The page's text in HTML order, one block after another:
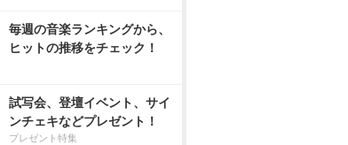
毎週の音楽ランキングから、
ヒットの推移をチェック！
試写会、登壇イベント、サイ
ンチェキなどプレゼント！
プレゼント特集